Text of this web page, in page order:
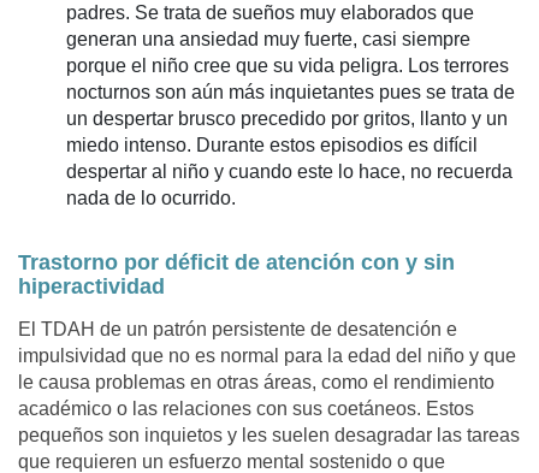
padres. Se trata de sueños muy elaborados que
generan una ansiedad muy fuerte, casi siempre
porque el niño cree que su vida peligra. Los terrores
nocturnos son aún más inquietantes pues se trata de
un despertar brusco precedido por gritos, llanto y un
miedo intenso. Durante estos episodios es difícil
despertar al niño y cuando este lo hace, no recuerda
nada de lo ocurrido.
Trastorno por déficit de atención con y sin
hiperactividad
El TDAH de un patrón persistente de desatención e
impulsividad que no es normal para la edad del niño y que
le causa problemas en otras áreas, como el rendimiento
académico o las relaciones con sus coetáneos. Estos
pequeños son inquietos y les suelen desagradar las tareas
que requieren un esfuerzo mental sostenido o que